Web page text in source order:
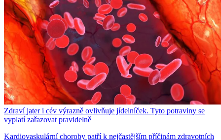
Zdraví jater i cév výrazně ovlivňuje jídelníček. Tyto potraviny se
vyplatí zařazovat pravidelně
Kardiovaskulární choroby patří k nejčastějším příčinám zdravotních